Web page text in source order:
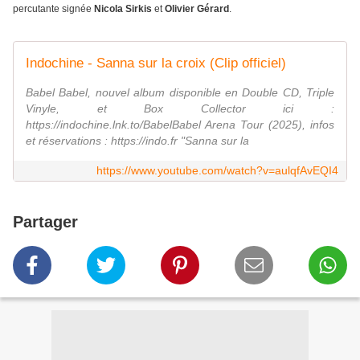
percutante signée Nicola Sirkis etOlivier Gérard .
Indochine - Sanna sur la croix (Clip officiel)
Babel Babel, nouvel album disponible en Double CD, Triple
Vinyle, et Box Collector ici :
https://indochine.lnk.to/BabelBabel Arena Tour (2025), infos
et réservations : https://indo.fr "Sanna sur la
https://www.youtube.com/watch?v=aulqfAvEQI4
Partager